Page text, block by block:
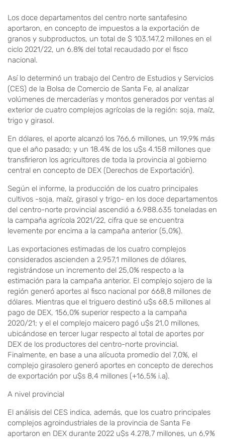
Los doce departamentos del centro norte santafesino
aportaron, en concepto de impuestos a la exportación de
granos y subproductos, un total de $ 103.147,2 millones en el
ciclo 2021/22, un 6.8% del total recaudado por el fisco
nacional.
Así lo determinó un trabajo del Centro de Estudios y Servicios
(CES) de la Bolsa de Comercio de Santa Fe, al analizar
volúmenes de mercaderías y montos generados por ventas al
exterior de cuatro complejos agrícolas de la región: soja, maíz,
trigo y girasol.
En dólares, el aporte alcanzó los 766,6 millones, un 19,9% más
que el año pasado; y un 18.4% de los u$s 4.158 millones que
transfirieron los agricultores de toda la provincia al gobierno
central en concepto de DEX (Derechos de Exportación).
Según el informe, la producción de los cuatro principales
cultivos -soja, maíz, girasol y trigo- en los doce departamentos
del centro-norte provincial ascendió a 6.988.635 toneladas en
la campaña agrícola 2021/22, cifra que se encuentra
levemente por encima a la campaña anterior (5,0%).
Las exportaciones estimadas de los cuatro complejos
considerados ascienden a 2.957,1 millones de dólares,
registrándose un incremento del 25,0% respecto a la
estimación para la campaña anterior. El complejo sojero de la
región generó aportes al fisco nacional por 668,8 millones de
dólares. Mientras que el triguero destinó u$s 68,5 millones al
pago de DEX, 156,0% superior respecto a la campaña
2020/21; y el el complejo maicero pagó u$s 21,0 millones,
ubicándose en tercer lugar respecto al total de aportes por
DEX de los productores del centro-norte provincial.
Finalmente, en base a una alícuota promedio del 7,0%, el
complejo girasolero generó aportes en concepto de derechos
de exportación por u$s 8,4 millones (+16,5% i.a).
A nivel provincial
El análisis del CES indica, además, que los cuatro principales
complejos agroindustriales de la provincia de Santa Fe
aportaron en DEX durante 2022 u$s 4.278,7 millones, un 6,9%